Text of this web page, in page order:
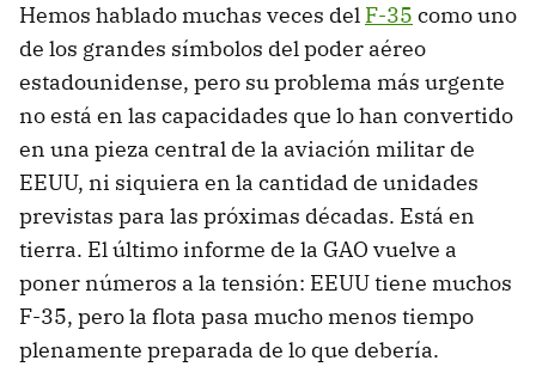
Hemos hablado muchas veces del F-35 como uno
de los grandes símbolos del poder aéreo
estadounidense, pero su problema más urgente
no está en las capacidades que lo han convertido
en una pieza central de la aviación militar de
EEUU, ni siquiera en la cantidad de unidades
previstas para las próximas décadas. Está en
tierra. El último informe de la GAO vuelve a
poner números a la tensión: EEUU tiene muchos
F-35, pero la flota pasa mucho menos tiempo
plenamente preparada de lo que debería.